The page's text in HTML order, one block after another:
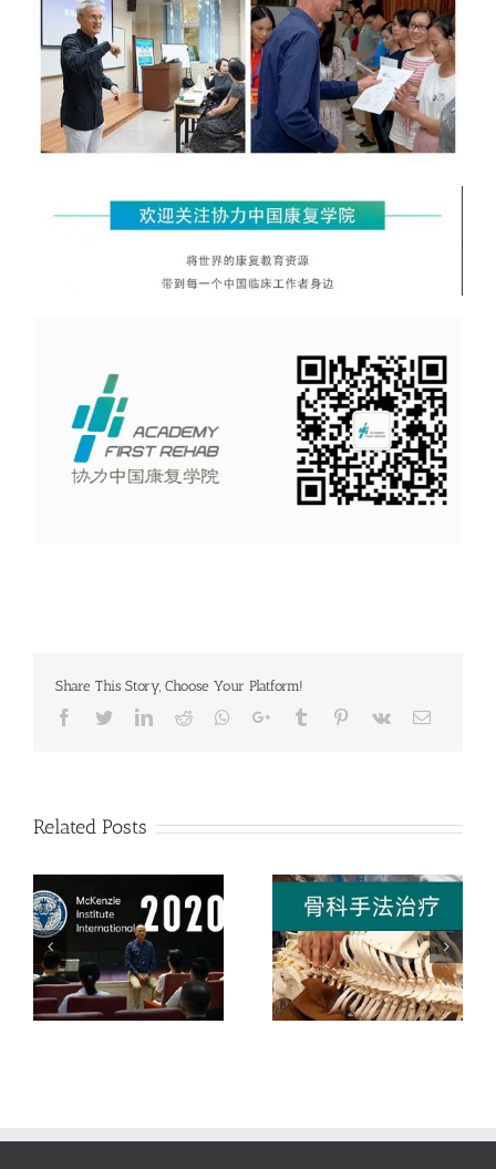
Share This Story, Choose Your Platform!
Facebook
TwitterLinkedIn
Reddit Whatsapp
Google+Tumblr Pinterest
Vk Email
Related Posts
OGI诊疗沙龙-大师亲临
指导真实肌骨案例的临
床诊疗过程
OGI北京站-MT3腰椎、
骨盆及下肢的现代手法
治疗